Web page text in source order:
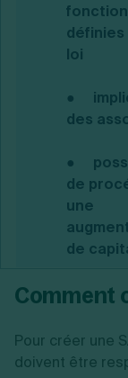
définies
loi
●
des
●
de
une
de
Comment
Pour créer une
doivent être